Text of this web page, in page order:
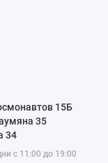
15Б
35
34
с 11:00 до 19:00